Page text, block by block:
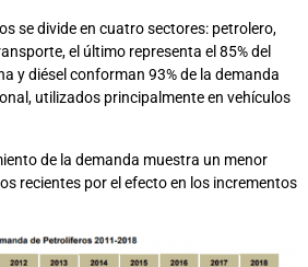
se divide en cuatro sectores: petrolero,
el último representa el 85% del
y diésel conforman 93% de la demanda
utilizados principalmente en vehículos
de la demanda muestra un menor
recientes por el efecto en los incrementos